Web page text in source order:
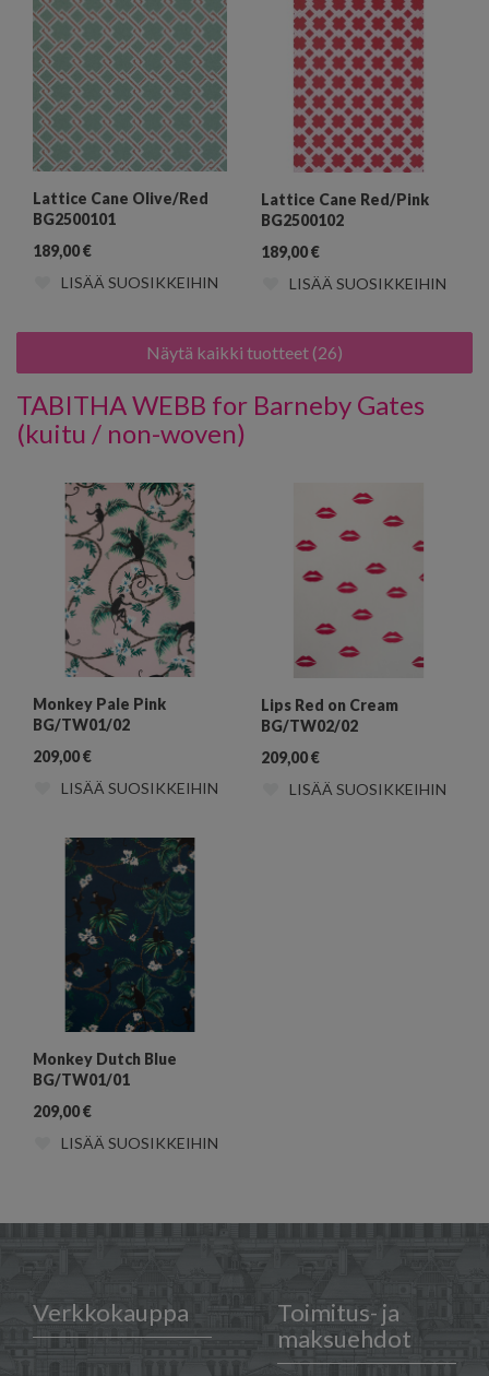
Lattice Cane Olive/Red
BG2500101
189,00€
LISÄÄ SUOSIKKEIHIN
Lattice Cane Red/Pink
BG2500102
189,00€
LISÄÄ SUOSIKKEIHIN
Näytä kaikki tuotteet (26)
TABITHA WEBB for Barneby Gates
(kuitu / non-woven)
Monkey Pale Pink
BG/TW01/02
209,00€
LISÄÄ SUOSIKKEIHIN
Lips Red on Cream
BG/TW02/02
209,00€
LISÄÄ SUOSIKKEIHIN
Monkey Dutch Blue
BG/TW01/01
209,00€
LISÄÄ SUOSIKKEIHIN
Verkkokauppa
Toimitus- ja
maksuehdot